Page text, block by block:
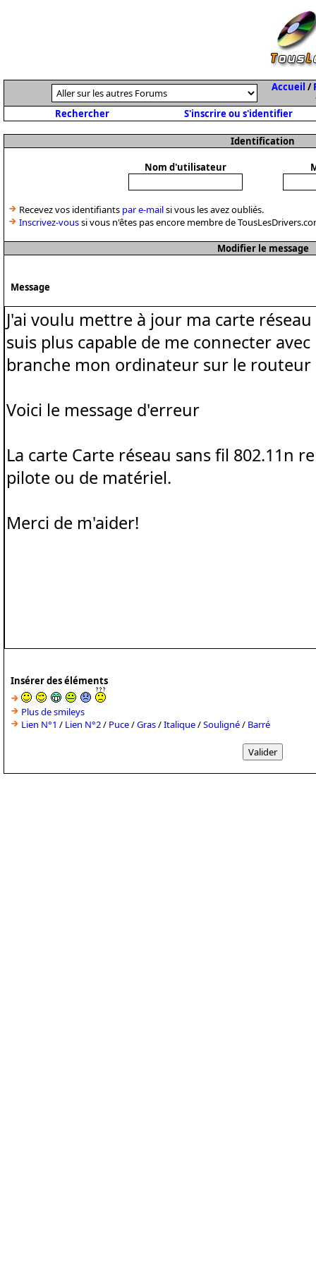
Accueil /
Rechercher
S'inscrire ou s'identifier
Identification
Nom d'utilisateur
Recevez vos identifiants par e-mailsi vous les avez oubliés.
Inscrivez-voussi vous n'êtes pas encore membre de
Modifier le message
Message
Insérer des éléments
Plus de smileys
Lien N°1 / Lien N°2/ Puce/Gras/Italique/Souligné/ Barré